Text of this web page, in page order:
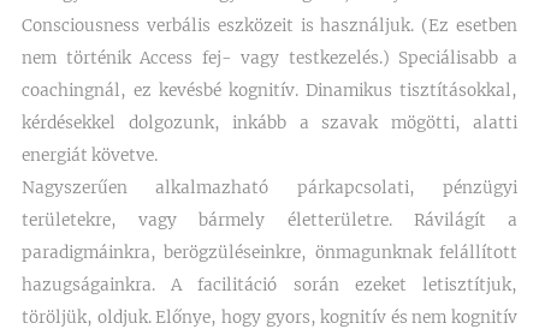
Consciousness verbális eszközeit is használjuk. (Ez esetben
nem történik Access fej- vagy testkezelés.) Speciálisabb a
coachingnál, ez kevésbé kognitív. Dinamikus tisztításokkal,
kérdésekkel dolgozunk, inkább a szavak mögötti, alatti
energiát követve.
Nagyszerűen alkalmazható párkapcsolati, pénzügyi
területekre, vagy bármely életterületre. Rávilágít a
paradigmáinkra, berögzüléseinkre, önmagunknak felállított
hazugságainkra. A facilitáció során ezeket letisztítjuk,
töröljük, oldjuk. Előnye, hogy gyors, kognitív és nem kognitív